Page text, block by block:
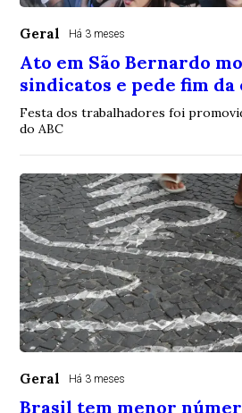
Geral Há 3 meses
Ato em São Bernardo
sindicatos e pede fim da
Festa dos trabalhadores foi
do ABC
Geral Há 3 meses
Brasil tem menor